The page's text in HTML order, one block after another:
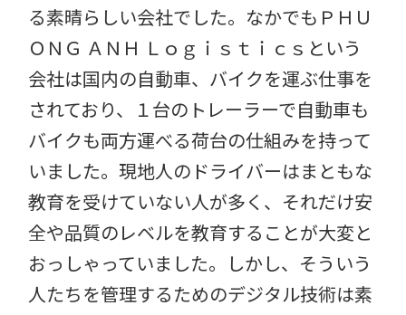
る素晴らしい会社でした。なかでもＰＨＵ
ＯＮＧ ＡＮＨ Ｌｏｇｉｓｔｉｃｓという
会社は国内の自動車、バイクを運ぶ仕事を
されており、１台のトレーラーで自動車も
バイクも両方運べる荷台の仕組みを持って
いました。現地人のドライバーはまともな
教育を受けていない人が多く、それだけ安
全や品質のレベルを教育することが大変と
おっしゃっていました。しかし、そういう
人たちを管理するためのデジタル技術は素